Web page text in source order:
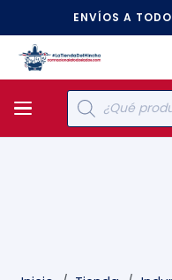
ENVÍOS A
Búsqueda
de
productos